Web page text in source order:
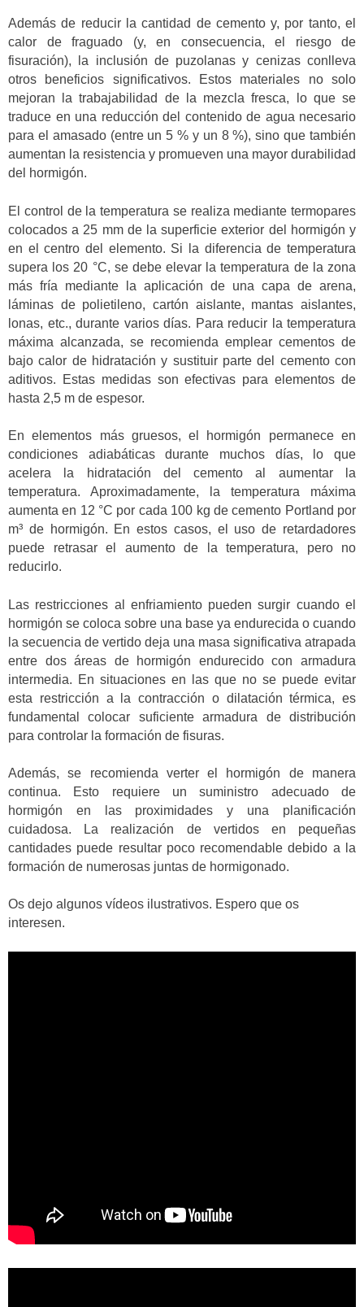
Además de reducir la cantidad de cemento y, por tanto, el
calor de fraguado (y, en consecuencia, el riesgo de
fisuración), la inclusión de puzolanas y cenizas conlleva
otros beneficios significativos. Estos materiales no solo
mejoran la trabajabilidad de la mezcla fresca, lo que se
traduce en una reducción del contenido de agua necesario
para el amasado (entre un 5 % y un 8 %), sino que también
aumentan la resistencia y promueven una mayor durabilidad
del hormigón.
El control de la temperatura se realiza mediante termopares
colocados a 25 mm de la superficie exterior del hormigón y
en el centro del elemento. Si la diferencia de temperatura
supera los 20 °C, se debe elevar la temperatura de la zona
más fría mediante la aplicación de una capa de arena,
láminas de polietileno, cartón aislante, mantas aislantes,
lonas, etc., durante varios días. Para reducir la temperatura
máxima alcanzada, se recomienda emplear cementos de
bajo calor de hidratación y sustituir parte del cemento con
aditivos. Estas medidas son efectivas para elementos de
hasta 2,5 m de espesor.
En elementos más gruesos, el hormigón permanece en
condiciones adiabáticas durante muchos días, lo que
acelera la hidratación del cemento al aumentar la
temperatura. Aproximadamente, la temperatura máxima
aumenta en 12 °C por cada 100 kg de cemento Portland por
m³ de hormigón. En estos casos, el uso de retardadores
puede retrasar el aumento de la temperatura, pero no
reducirlo.
Las restricciones al enfriamiento pueden surgir cuando el
hormigón se coloca sobre una base ya endurecida o cuando
la secuencia de vertido deja una masa significativa atrapada
entre dos áreas de hormigón endurecido con armadura
intermedia. En situaciones en las que no se puede evitar
esta restricción a la contracción o dilatación térmica, es
fundamental colocar suficiente armadura de distribución
para controlar la formación de fisuras.
Además, se recomienda verter el hormigón de manera
continua. Esto requiere un suministro adecuado de
hormigón en las proximidades y una planificación
cuidadosa. La realización de vertidos en pequeñas
cantidades puede resultar poco recomendable debido a la
formación de numerosas juntas de hormigonado.
Os dejo algunos vídeos ilustrativos. Espero que os
interesen.